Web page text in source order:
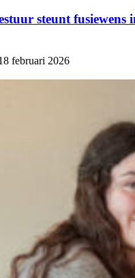
steunt fusiewens
februari 2026